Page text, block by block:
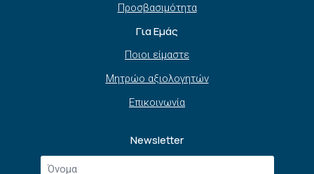
Προσβασιμότητα
Για Εμάς
Ποιοι είμαστε
Μητρώο αξιολογητών
Επικοινωνία
Newsletter
Όνομα